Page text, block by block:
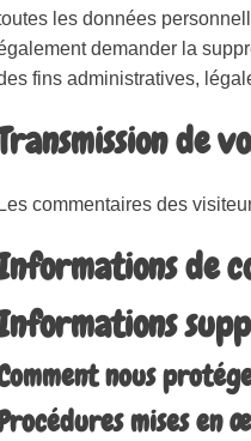
les données
demander la
fins administratives,
de
Les commentaires des
de
nous
mises en